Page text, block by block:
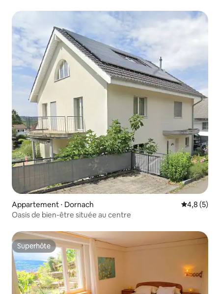
Appartement ⋅ Dornach Évaluation
4,8 (5)
Oasis de bien-être située au centre
Superhôte
Superhôte